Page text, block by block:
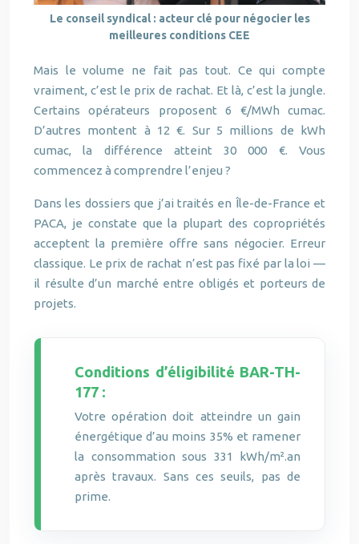
Le conseil syndical : acteur clé pour négocier les
meilleures conditions CEE
Mais le volume ne fait pas tout. Ce qui compte
vraiment, c’est le prix de rachat. Et là, c’est la jungle.
Certains opérateurs proposent 6 €/MWh cumac.
D’autres montent à 12 €. Sur 5 millions de kWh
cumac, la différence atteint 30 000 €. Vous
commencez à comprendre l’enjeu ?
Dans les dossiers que j’ai traités en Île-de-France et
PACA, je constate que la plupart des copropriétés
acceptent la première offre sans négocier. Erreur
classique. Le prix de rachat n’est pas fixé par la loi —
il résulte d’un marché entre obligés et porteurs de
projets.
Conditions d’éligibilité BAR-TH-
177 :
Votre opération doit atteindre un gain
énergétique d’au moins 35% et ramener
la consommation sous 331 kWh/m².an
après travaux. Sans ces seuils, pas de
prime.